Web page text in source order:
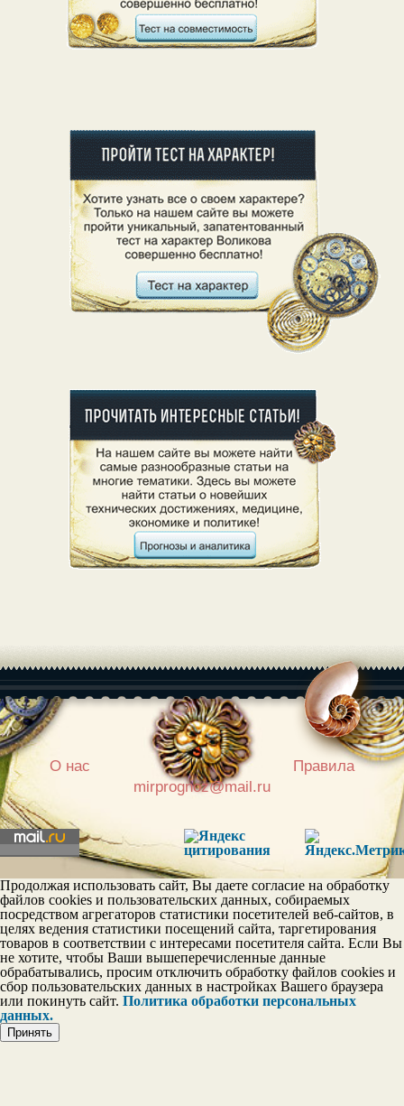
Постоянство в личных
отношениях
Шкала тактичности
О нас |
Правила
mirprognoz@mail.ru
Продолжая использовать сайт, Вы даете согласие на обработку
файлов cookies и пользовательских данных, собираемых
посредством агрегаторов статистики посетителей веб-сайтов, в
целях ведения статистики посещений сайта, таргетирования
товаров в соответствии с интересами посетителя сайта. Если Вы
не хотите, чтобы Ваши вышеперечисленные данные
обрабатывались, просим отключить обработку файлов cookies и
сбор пользовательских данных в настройках Вашего браузера
или покинуть сайт. Политика обработки персональных
данных.
Принять